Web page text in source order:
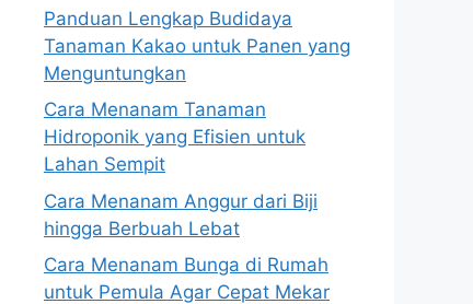
Panduan Lengkap Budidaya
Tanaman Kakao untuk Panen yang
Menguntungkan
Cara Menanam Tanaman
Hidroponik yang Efisien untuk
Lahan Sempit
Cara Menanam Anggur dari Biji
hingga Berbuah Lebat
Cara Menanam Bunga di Rumah
untuk Pemula Agar Cepat Mekar